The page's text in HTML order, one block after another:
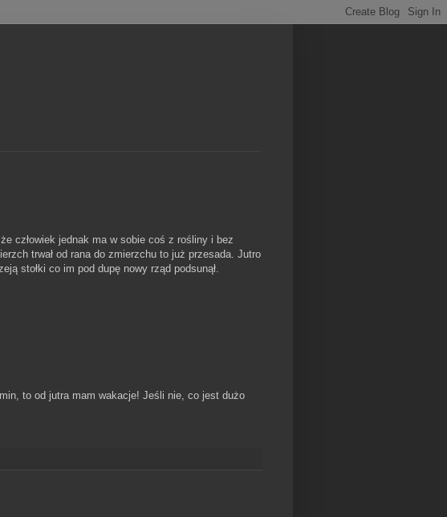
człowiek jednak ma w sobie coś z rośliny i bez
trwał od rana do zmierzchu to już przesada. Jutro
stołki co im pod dupę nowy rząd podsunął.
to od jutra mam wakacje! Jeśli nie, co jest dużo